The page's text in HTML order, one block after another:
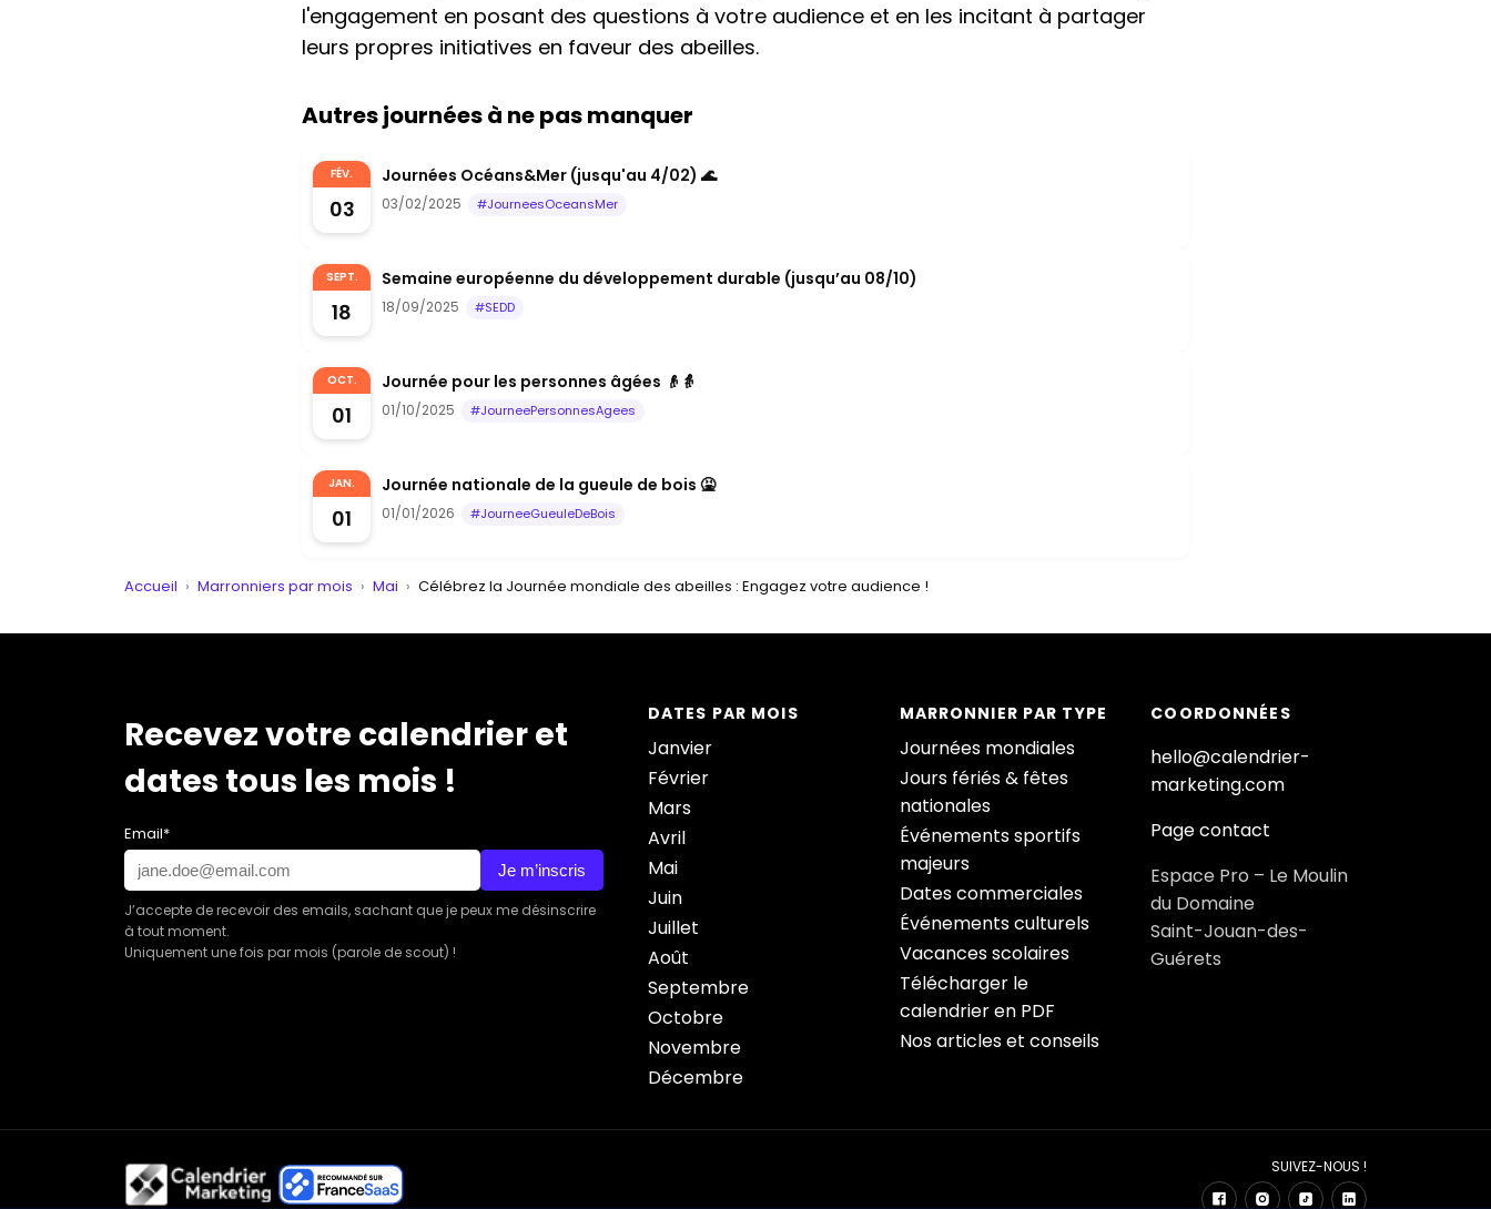
l'engagement en posant des questions à votre audience et en les incitant à partager
leurs propres initiatives en faveur des abeilles.
Autres journées à ne pas manquer
FÉV.
03
Journées Océans&Mer (jusqu'au 4/02) 🌊
03/02/2025 #JourneesOceansMer
SEPT.
18
Semaine européenne du développement durable (jusqu’au 08/10)
18/09/2025 #SEDD
OCT.
01
Journée pour les personnes âgées 👴👵
01/10/2025 #JourneePersonnesAgees
JAN.
01
Journée nationale de la gueule de bois 🤮
01/01/2026 #JourneeGueuleDeBois
Accueil › Marronniers par mois › Mai › Célébrez la Journée mondiale des abeilles : Engagez votre audience !
Recevez votre calendrier et
dates tous les mois !
Email*
Je m’inscris
J’accepte de recevoir des emails, sachant que je peux me désinscrire
à tout moment.
Uniquement une fois par mois (parole de scout) !
DATES PAR MOIS
Janvier
Février
Mars
Avril
Mai
Juin
Juillet
Août
Septembre
Octobre
Novembre
Décembre
MARRONNIER PAR TYPE
Journées mondiales
Jours fériés & fêtes
nationales
Événements sportifs
majeurs
Dates commerciales
Événements culturels
Vacances scolaires
Télécharger le
calendrier en PDF
Nos articles et conseils
COORDONNÉES
hello@calendrier-
marketing.com
Page contact
Espace Pro – Le Moulin
du Domaine
Saint-Jouan-des-
Guérets
SUIVEZ-NOUS !